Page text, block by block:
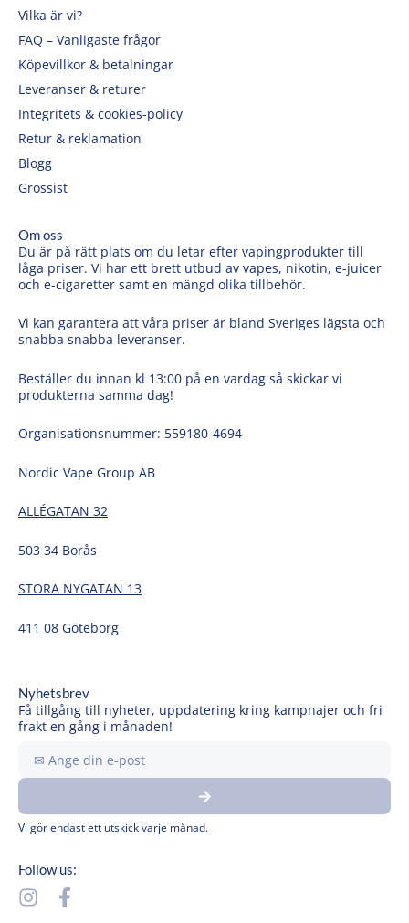
Vilka är vi?
FAQ – Vanligaste frågor
Köpevillkor & betalningar
Leveranser & returer
Integritets & cookies-policy
Retur & reklamation
Blogg
Grossist
Om oss
Du är på rätt plats om du letar efter vapingprodukter till
låga priser. Vi har ett brett utbud av vapes, nikotin, e-juicer
och e-cigaretter samt en mängd olika tillbehör.
Vi kan garantera att våra priser är bland Sveriges lägsta och
snabba snabba leveranser.
Beställer du innan kl 13:00 på en vardag så skickar vi
produkterna samma dag!
Organisationsnummer: 559180-4694
Nordic Vape Group AB
ALLÉGATAN 32
503 34 Borås
STORA NYGATAN 13
411 08 Göteborg
Nyhetsbrev
Få tillgång till nyheter, uppdatering kring kampnajer och fri
frakt en gång i månaden!
din
e-
Submit
Vi gör endast ett utskick varje månad.
Follow us:
I F
a